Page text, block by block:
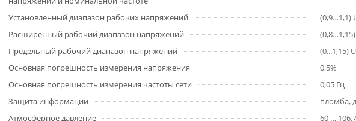
Установленный диапазон рабочих напряжений
(0,9…1,1)
Расширенный рабочий диапазон напряжений
Предельный рабочий диапазон напряжений
(0...1,15)
Основная погрешность измерения напряжения
0,5%
Основная погрешность измерения частоты сети
0,05 Гц
Защита информации
пломба,
Атмосферное давление
60 …